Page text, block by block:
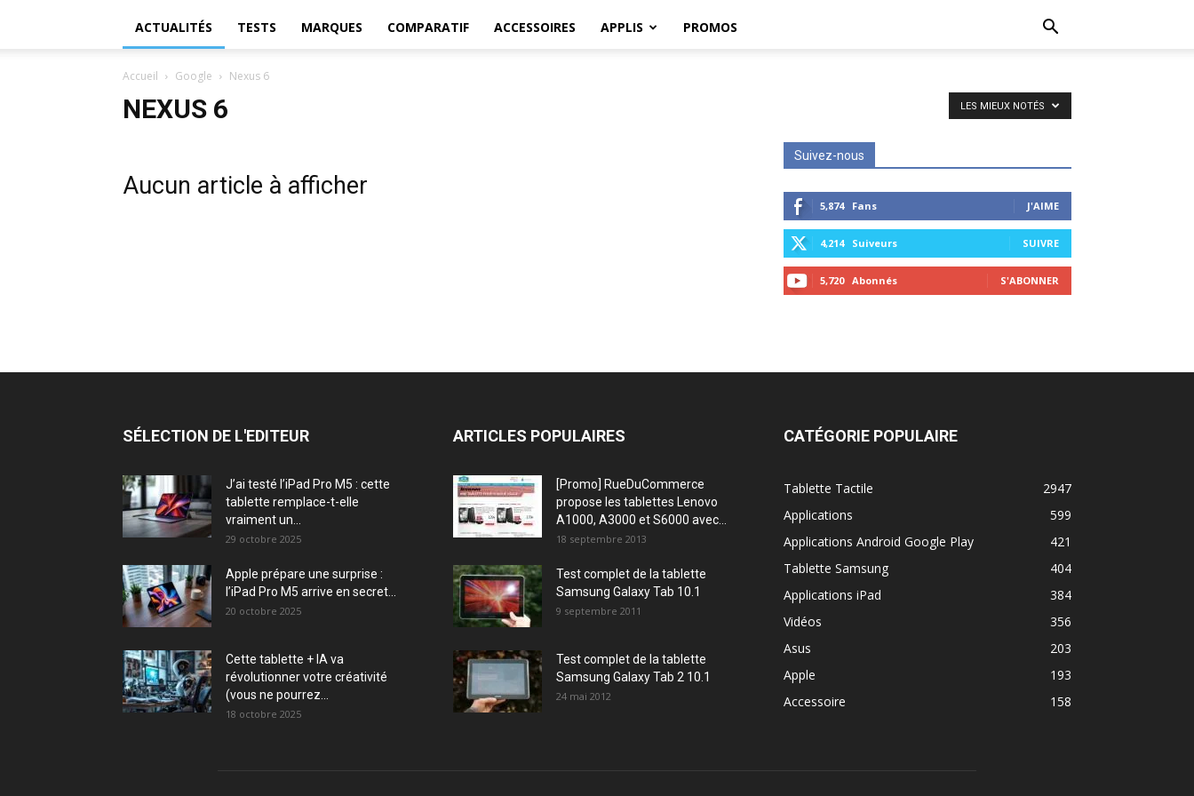
ACTUALITÉS TESTS MARQUES COMPARATIF ACCESSOIRES APPLIS PROMOS
Accueil Google Nexus 6
NEXUS 6 LES MIEUX NOTÉS
Aucun article à afficher
Suivez-nous
5,874 Fans J'AIME
4,214 Suiveurs SUIVRE
5,720 Abonnés S'ABONNER
SÉLECTION DE L'EDITEUR
J’ai testé l’iPad Pro M5 : cette
tablette remplace-t-elle
vraiment un...
29 octobre 2025
Apple prépare une surprise :
l’iPad Pro M5 arrive en secret...
20 octobre 2025
Cette tablette + IA va
révolutionner votre créativité
(vous ne pourrez...
18 octobre 2025
ARTICLES POPULAIRES
[Promo] RueDuCommerce
propose les tablettes Lenovo
A1000, A3000 et S6000 avec...
18 septembre 2013
Test complet de la tablette
Samsung Galaxy Tab 10.1
9 septembre 2011
Test complet de la tablette
Samsung Galaxy Tab 2 10.1
24 mai 2012
CATÉGORIE POPULAIRE
Tablette Tactile
2947
Applications
599
Applications Android Google Play
421
Tablette Samsung
404
Applications iPad
384
Vidéos
356
Asus
203
Apple
193
Accessoire
158